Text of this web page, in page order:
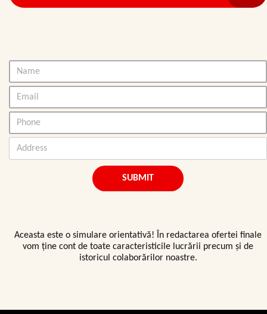
SUBMIT
Aceasta este o simulare orientativă! În redactarea ofertei finale
vom ține cont de toate caracteristicile lucrării precum și de
istoricul colaborărilor noastre.